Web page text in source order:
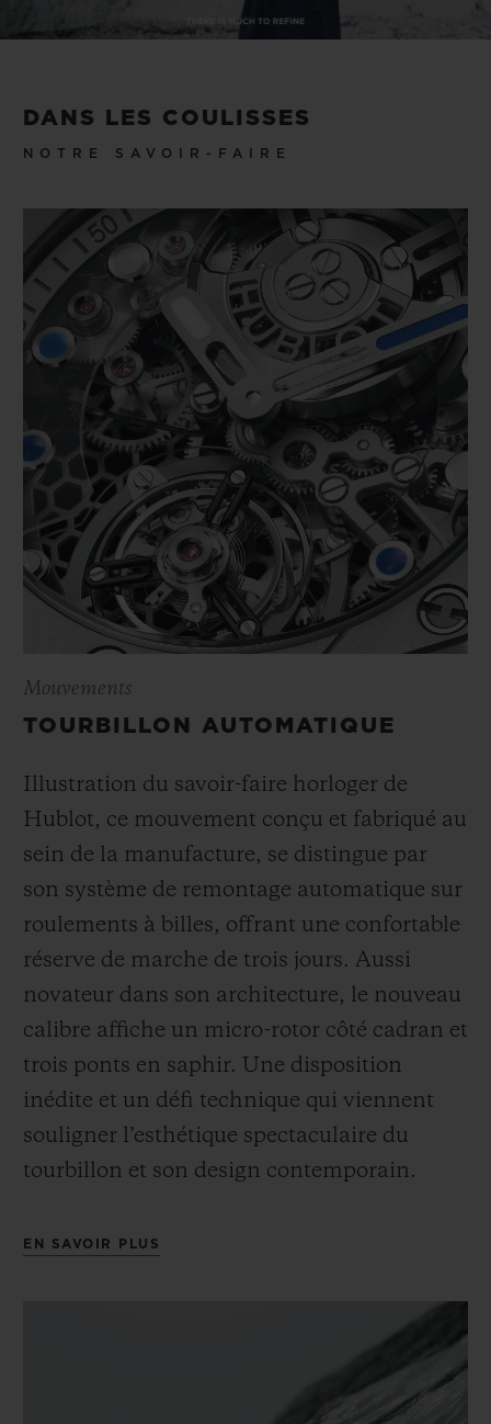
DANS LES COULISSES
NOTRE SAVOIR-FAIRE
Mouvements
TOURBILLON AUTOMATIQUE
Illustration du savoir-faire horloger de
Hublot, ce mouvement conçu et fabriqué au
sein de la manufacture, se distingue par
son système de remontage automatique sur
roulements à billes, offrant une confortable
réserve de marche de trois jours. Aussi
novateur dans son architecture, le nouveau
calibre affiche un micro-rotor côté cadran et
trois ponts en saphir. Une disposition
inédite et un défi technique qui viennent
souligner l’esthétique spectaculaire du
tourbillon et son design contemporain.
EN SAVOIR PLUS